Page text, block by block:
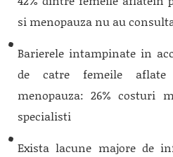
si menopauza nu au
Barierele intampinate in
de catre femeile
menopauza: 26% costuri
specialisti
Exista lacune majore de